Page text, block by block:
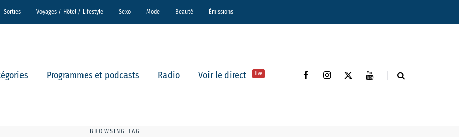
Sorties Voyages / Hôtel / Lifestyle Sexo Mode Beauté Émissions
Programmes et podcasts Radio Voir le direct live
BROWSING TAG